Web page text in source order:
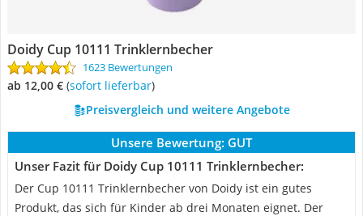
Doidy Cup 10111 Trinklernbecher
1623 Bewertungen
ab 12,00 € ( Sofort lieferbar)
Preisvergleich und weitere Angebote
Unsere Bewertung: GUT
Unser Fazit für Doidy Cup 10111 Trinklernbecher:
Der Cup 10111 Trinklernbecher von Doidy ist ein gutes
Produkt, das sich für Kinder ab drei Monaten eignet. Der